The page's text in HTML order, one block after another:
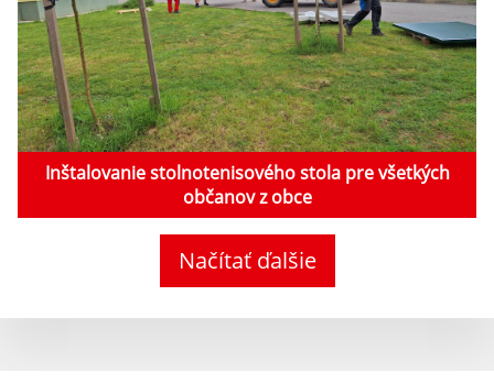
Inštalovanie stolnotenisového stola pre všetkých
občanov z obce
Načítať ďalšie